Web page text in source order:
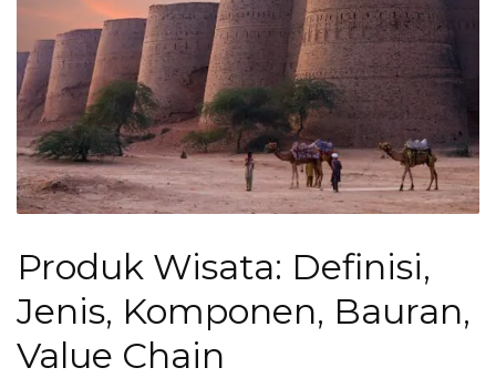
Produk Wisata: Definisi,
Jenis, Komponen, Bauran,
Value Chain